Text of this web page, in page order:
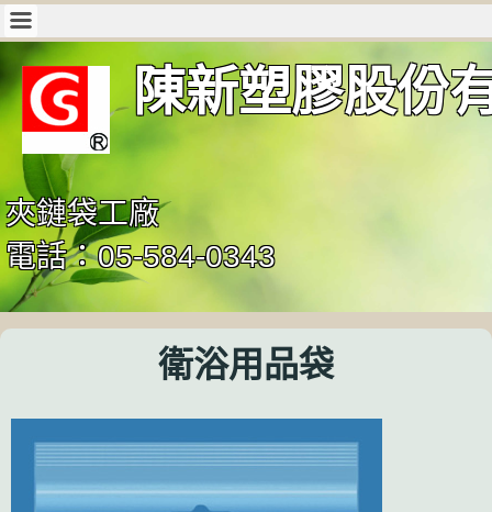
陳新塑膠股份
夾鏈袋工廠
電話：05-584-0343
衛浴用品袋